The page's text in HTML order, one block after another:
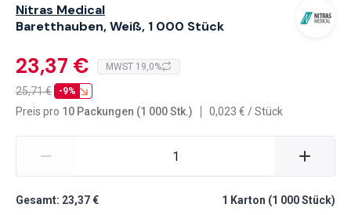
Nitras Medical
Baretthauben, Weiß, 1 000 Stück
23,37 € MWST 19,0%
25,71€ -9%
Preis pro 10 Packungen (1 000 Stk.) 0,023 € /Stück
Gesamt: 23,37 € 1 Karton (1 000Stück)